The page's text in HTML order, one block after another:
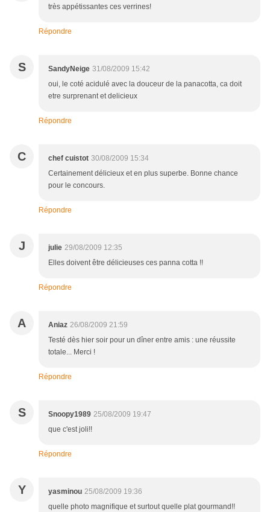
très appétissantes ces verrines!
Répondre
S SandyNeige 31/08/2009 15:42
oui, le coté acidulé avec la douceur de la panacotta, ca doit
etre surprenant et delicieux
Répondre
C chef cuistot 30/08/2009 15:34
Certainement délicieux et en plus superbe. Bonne chance
pour le concours.
Répondre
J julie 29/08/2009 12:35
Elles doivent être délicieuses ces panna cotta !!
Répondre
A Aniaz 26/08/2009 21:59
Testé dès hier soir pour un dîner entre amis : une réussite
totale... Merci !
Répondre
S Snoopy1989 25/08/2009 19:47
que c'est joli!!
Répondre
Y yasminou 25/08/2009 19:36
quelle photo magnifique et surtout quelle plat gourmand!!